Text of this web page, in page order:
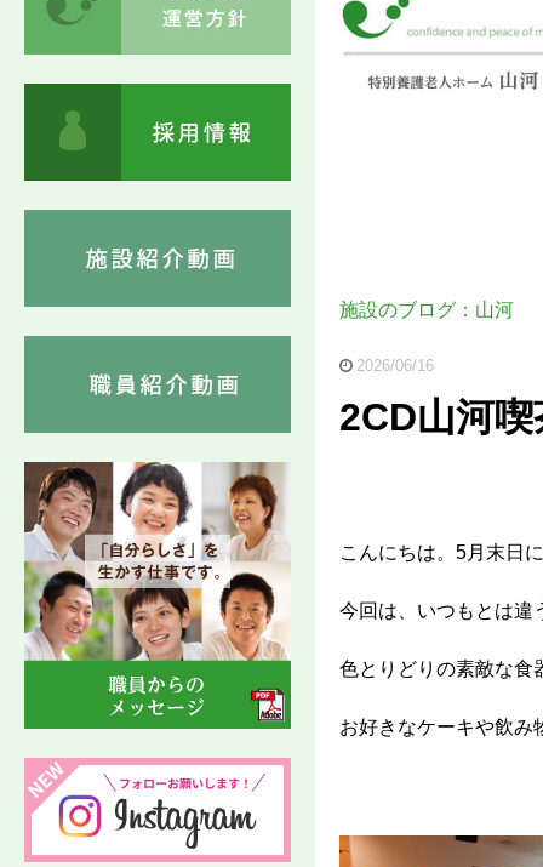
施設のブログ：山河
2026/06/16
2CD山河喫
こんにちは。5月末日
今回は、いつもとは違
色とりどりの素敵な食
お好きなケーキや飲み